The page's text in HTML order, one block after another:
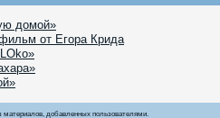
домой»
от Егора Крида
материалов, добавленных пользователями.